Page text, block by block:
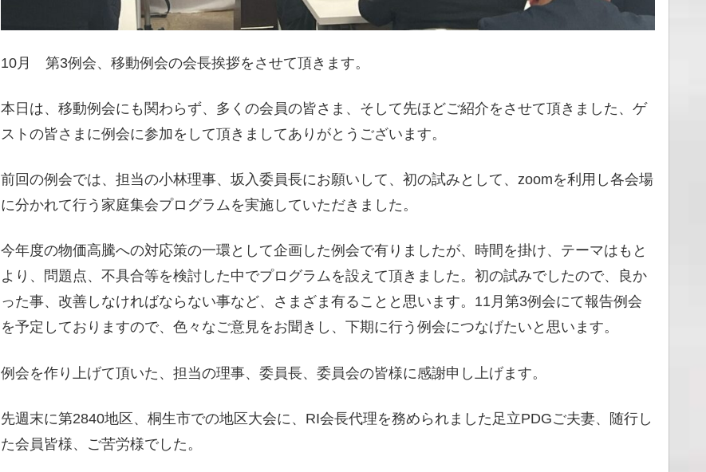
10月 第3例会、移動例会の会長挨拶をさせて頂きます。
本日は、移動例会にも関わらず、多くの会員の皆さま、そして先ほどご紹介をさせて頂きました、ゲ
ストの皆さまに例会に参加をして頂きましてありがとうございます。
前回の例会では、担当の小林理事、坂入委員長にお願いして、初の試みとして、zoomを利用し各会場
に分かれて行う家庭集会プログラムを実施していただきました。
今年度の物価高騰への対応策の一環として企画した例会で有りましたが、時間を掛け、テーマはもと
より、問題点、不具合等を検討した中でプログラムを設えて頂きました。初の試みでしたので、良か
った事、改善しなければならない事など、さまざま有ることと思います。11月第3例会にて報告例会
を予定しておりますので、色々なご意見をお聞きし、下期に行う例会につなげたいと思います。
例会を作り上げて頂いた、担当の理事、委員長、委員会の皆様に感謝申し上げます。
先週末に第2840地区、桐生市での地区大会に、RI会長代理を務められました足立PDGご夫妻、随行し
た会員皆様、ご苦労様でした。